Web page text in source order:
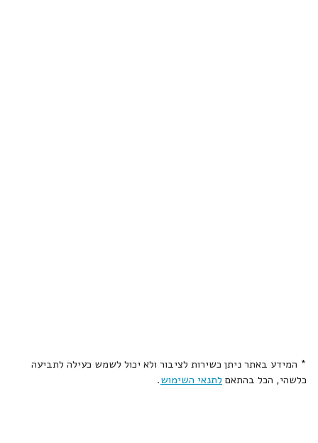
* המידע באתר ניתן כשירות לציבור ולא יכול לשמש כעילה לתביעה
כלשהי, הכל בהתאם לתנאי השימוש.